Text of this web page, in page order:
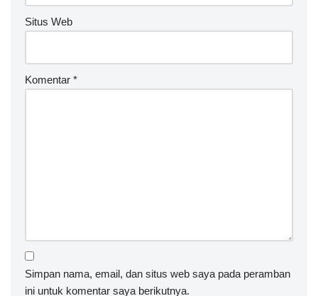
Situs Web
Komentar *
Simpan nama, email, dan situs web saya pada peramban
ini untuk komentar saya berikutnya.